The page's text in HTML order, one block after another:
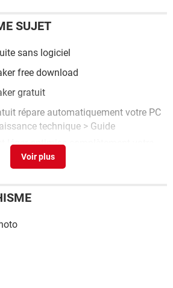
SUJET
sans logiciel
free download
gratuit
répare automatiquement votre PC
technique > Guide
léger optimise complètement votre
> Guide
gratuits de sauvegarde pour
: les meilleurs logiciels pour